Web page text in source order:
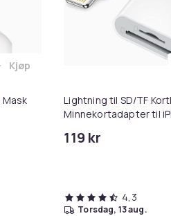
Legg Smiffys Unisex Adult
Kjøp
Lightning til SD/TF
Minnekortadapter til
119 kr
4,3
torsdag, 13 aug.